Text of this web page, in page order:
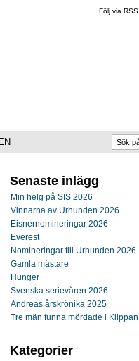
Följ via RSS
Senaste inlägg
Min helg på SIS 2026
Vinnarna av Urhunden 2026
Eisnernomineringar 2026
Everest
Nomineringar till Urhunden 2026
Gamla mästare
Hunger
Svenska serievåren 2026
Andreas årskrönika 2025
Tre män funna mördade i Klippan
Kategorier